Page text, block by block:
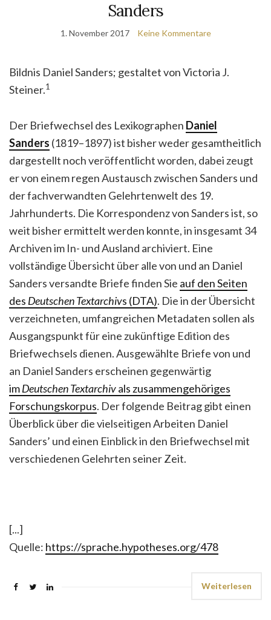
Sanders
1. November 2017 Keine Kommentare
Bildnis Daniel Sanders; gestaltet von Victoria J.
Steiner.1
Der Briefwechsel des Lexikographen Daniel
Sanders (1819–1897) ist bisher weder gesamtheitlich
dargestellt noch veröffentlicht worden, dabei zeugt
er von einem regen Austausch zwischen Sanders und
der fachverwandten Gelehrtenwelt des 19.
Jahrhunderts. Die Korrespondenz von Sanders ist, so
weit bisher ermittelt werden konnte, in insgesamt 34
Archiven im In- und Ausland archiviert. Eine
vollständige Übersicht über alle von und an Daniel
Sanders versandte Briefe finden Sie auf den Seiten
des Deutschen Textarchivs (DTA). Die in der Übersicht
verzeichneten, umfangreichen Metadaten sollen als
Ausgangspunkt für eine zukünftige Edition des
Briefwechsels dienen. Ausgewählte Briefe von und
an Daniel Sanders erscheinen gegenwärtig
imDeutschen Textarchivals zusammengehöriges
Forschungskorpus. Der folgende Beitrag gibt einen
Überblick über die vielseitigen Arbeiten Daniel
Sanders’ und einen Einblick in den Briefwechsel mit
verschiedenen Gelehrten seiner Zeit.
[...]
Quelle: https://sprache.hypotheses.org/478
Weiterlesen